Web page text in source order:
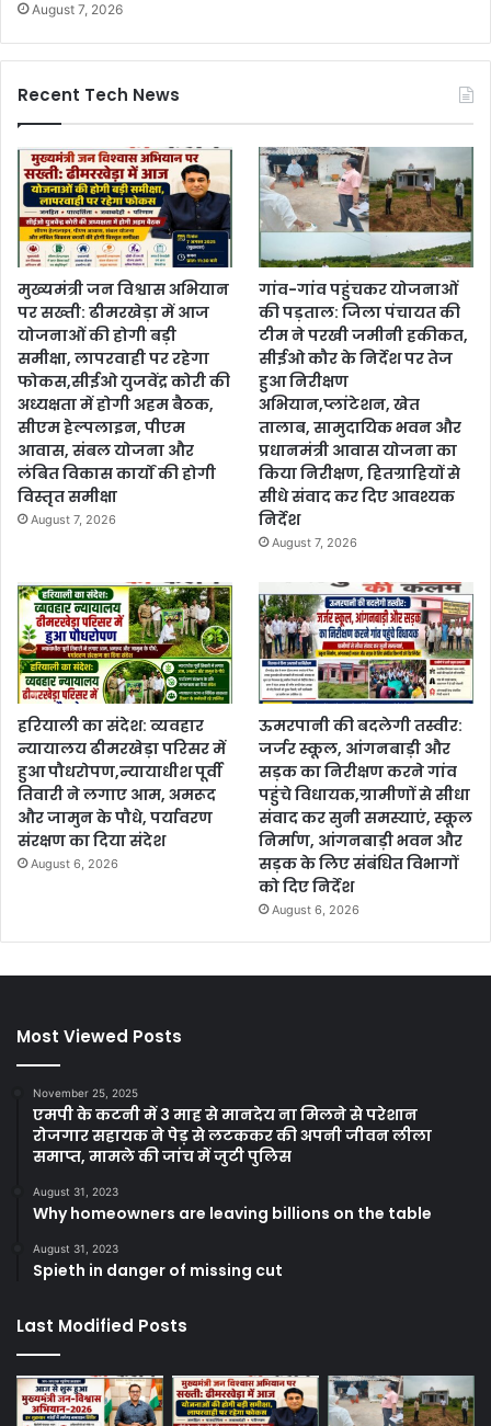
August 7, 2026
Recent Tech News
मुख्यमंत्री जन विश्वास अभियान
पर सख्ती: ढीमरखेड़ा में आज
योजनाओं की होगी बड़ी
समीक्षा, लापरवाही पर रहेगा
फोकस,सीईओ युजवेंद्र कोरी की
अध्यक्षता में होगी अहम बैठक,
सीएम हेल्पलाइन, पीएम
आवास, संबल योजना और
लंबित विकास कार्यों की होगी
विस्तृत समीक्षा
August 7, 2026
गांव-गांव पहुंचकर योजनाओं
की पड़ताल: जिला पंचायत की
टीम ने परखी जमीनी हकीकत,
सीईओ कौर के निर्देश पर तेज
हुआ निरीक्षण
अभियान,प्लांटेशन, खेत
तालाब, सामुदायिक भवन और
प्रधानमंत्री आवास योजना का
किया निरीक्षण, हितग्राहियों से
सीधे संवाद कर दिए आवश्यक
निर्देश
August 7, 2026
हरियाली का संदेश: व्यवहार
न्यायालय ढीमरखेड़ा परिसर में
हुआ पौधरोपण,न्यायाधीश पूर्वी
तिवारी ने लगाए आम, अमरूद
और जामुन के पौधे, पर्यावरण
संरक्षण का दिया संदेश
August 6, 2026
ऊमरपानी की बदलेगी तस्वीर:
जर्जर स्कूल, आंगनबाड़ी और
सड़क का निरीक्षण करने गांव
पहुंचे विधायक,ग्रामीणों से सीधा
संवाद कर सुनी समस्याएं, स्कूल
निर्माण, आंगनबाड़ी भवन और
सड़क के लिए संबंधित विभागों
को दिए निर्देश
August 6, 2026
Most Viewed Posts
November 25, 2025
एमपी के कटनी में 3 माह से मानदेय ना मिलने से परेशान
रोजगार सहायक ने पेड़ से लटककर की अपनी जीवन लीला
समाप्त, मामले की जांच में जुटी पुलिस
August 31, 2023
Why homeowners are leaving billions on the table
August 31, 2023
Spieth in danger of missing cut
Last Modified Posts